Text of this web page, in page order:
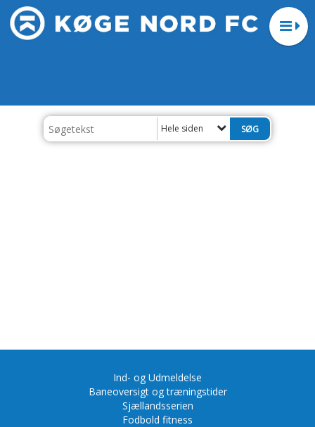
Hele siden
Ind- og Udmeldelse
Baneoversigt og træningstider
Sjællandsserien
Fodbold fitness